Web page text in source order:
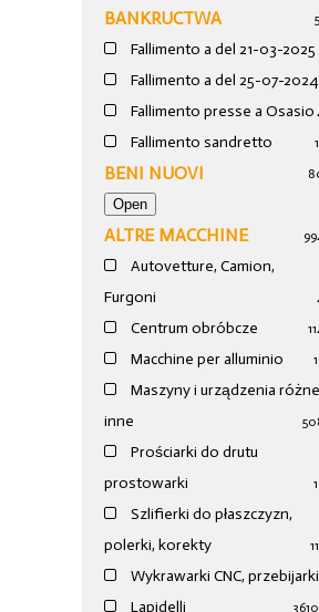
BANKRUCTWA
Fallimento a del 21-03-2025
Fallimento a del 25-07-2024
Fallimento presse a Osasio
Fallimento sandretto
BENI NUOVI
ALTRE MACCHINE
Autovetture, Camion,
Furgoni
Centrum obróbcze
Macchine per alluminio
Maszyny i urządzenia
inne
Prościarki do drutu
prostowarki
Szlifierki do płaszczyzn,
polerki, korekty
Wykrawarki CNC, przebijarki
Lapidelli 36